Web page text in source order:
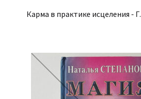
Карма в практике исцеления -